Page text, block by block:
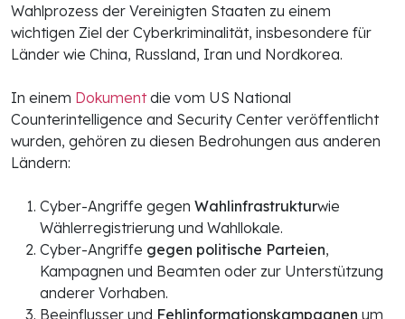
Wahlprozess der Vereinigten Staaten zu einem
wichtigen Ziel der Cyberkriminalität, insbesondere für
Länder wie China, Russland, Iran und Nordkorea.
In einem Dokumentdie vom US National
Counterintelligence and Security Center veröffentlicht
wurden, gehören zu diesen Bedrohungen aus anderen
Ländern:
Cyber-Angriffe gegen Wahlinfrastrukturwie
Wählerregistrierung und Wahllokale.
Cyber-Angriffe gegen politische Parteien,
Kampagnen und Beamten oder zur Unterstützung
anderer Vorhaben.
Beeinflusser und Fehlinformationskampagnen um